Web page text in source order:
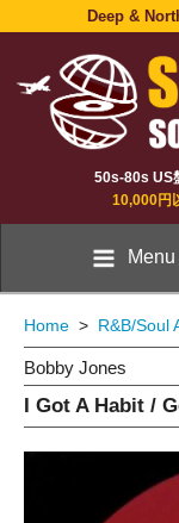
Deep &
50s-80s US
10,000円
Menu
Home > R&B/Soul
Bobby Jones
I Got A Habit /